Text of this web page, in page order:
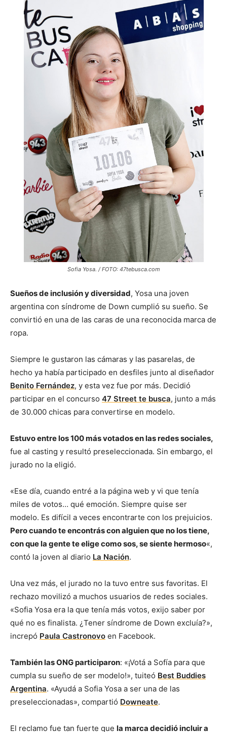
Sofia Yosa. / FOTO: 47tebusca.com
Sueños de inclusión y diversidad, Yosa una joven
argentina con síndrome de Down cumplió su sueño. Se
convirtió en una de las caras de una reconocida marca de
ropa.
Siempre le gustaron las cámaras y las pasarelas, de
hecho ya había participado en desfiles junto al diseñador
Benito Fernández, y esta vez fue por más. Decidió
participar en el concurso 47 Street te busca, junto a más
de 30.000 chicas para convertirse en modelo.
Estuvo entre los 100 más votados en las redes sociales,
fue al casting y resultó preseleccionada. Sin embargo, el
jurado no la eligió.
«Ese día, cuando entré a la página web y vi que tenía
miles de votos… qué emoción. Siempre quise ser
modelo. Es difícil a veces encontrarte con los prejuicios.
Pero cuando te encontrás con alguien que no los tiene,
con que la gente te elige como sos, se siente hermoso«,
contó la joven al diario La Nación.
Una vez más, el jurado no la tuvo entre sus favoritas. El
rechazo movilizó a muchos usuarios de redes sociales.
«Sofia Yosa era la que tenía más votos, exijo saber por
qué no es finalista. ¿Tener síndrome de Down excluía?»,
increpó ‎Paula Castronovo en Facebook.
También las ONG participaron: «¡Votá a Sofía para que
cumpla su sueño de ser modelo!», tuiteó Best Buddies
Argentina. «Ayudá a Sofia Yosa a ser una de las
preseleccionadas», compartió Downeate.
El reclamo fue tan fuerte que la marca decidió incluir a